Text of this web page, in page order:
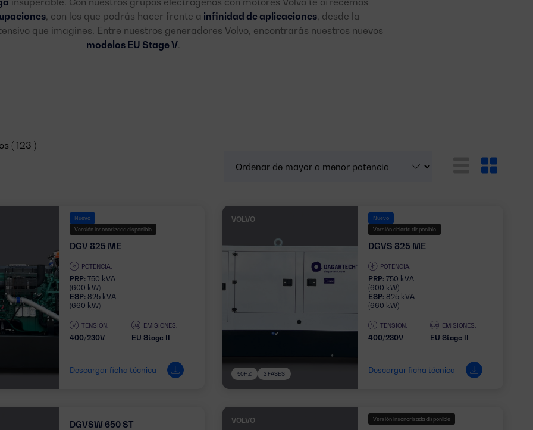
, con los que podrás hacer frente a infinidad de aplicaciones, desde la
que imagines. Entre nuestros generadores Volvo, encontrarás nuestros nuevos
modelos EU Stage V.
( 123 )
Nuevo
Versión insonorizada disponible
DGV 825 ME
POTENCIA:
PRP: 750 kVA
(600 kW)
ESP: 825 kVA
(660 kW)
TENSIÓN:
400/230V
EMISIONES:
EU Stage II
Descargar ficha técnica
VOLVO
50HZ 3 FASES
Nuevo
Versión abierta disponible
DGVS 825 ME
POTENCIA:
PRP: 750 kVA
(600 kW)
ESP: 825 kVA
(660 kW)
TENSIÓN:
400/230V
EMISIONES:
EU Stage II
Descargar ficha técnica
DGVSW 650 ST VOLVO Versión insonorizada disponible